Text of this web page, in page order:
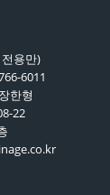
용만)
6011
한형
22